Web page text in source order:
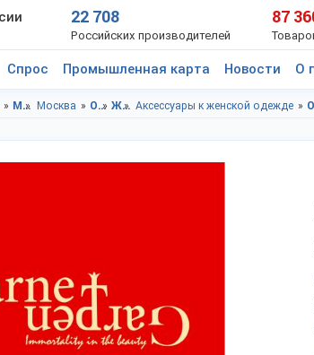
22 708
Российских производителей
87
Спрос Промышленная карта Новости О
Московская область Москва Одежда Женская одежда и аксессуары Аксессуары к женской одежде